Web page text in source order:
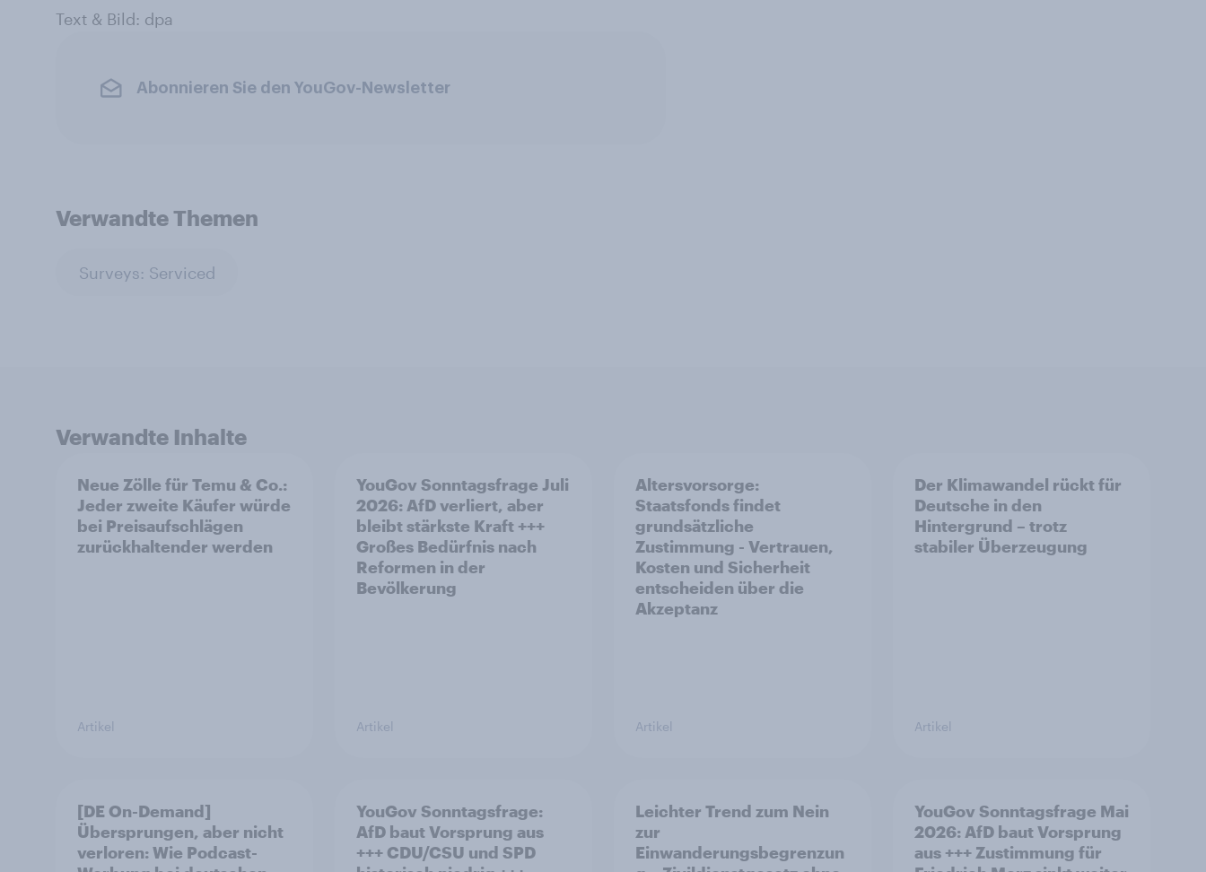
Text & Bild: dpa
Abonnieren Sie den YouGov-Newsletter
Verwandte Themen
Surveys: Serviced
Verwandte Inhalte
Neue Zölle für Temu & Co.:
Jeder zweite Käufer würde
bei Preisaufschlägen
zurückhaltender werden
Artikel
YouGov Sonntagsfrage Juli
2026: AfD verliert, aber
bleibt stärkste Kraft +++
Großes Bedürfnis nach
Reformen in der
Bevölkerung
Artikel
Altersvorsorge:
Staatsfonds findet
grundsätzliche
Zustimmung - Vertrauen,
Kosten und Sicherheit
entscheiden über die
Akzeptanz
Artikel
Der Klimawandel rückt für
Deutsche in den
Hintergrund – trotz
stabiler Überzeugung
Artikel
[DE On-Demand]
Übersprungen, aber nicht
verloren: Wie Podcast-
YouGov Sonntagsfrage:
AfD baut Vorsprung aus
+++ CDU/CSU und SPD
Leichter Trend zum Nein
zur
Einwanderungsbegrenzun
YouGov Sonntagsfrage Mai
2026: AfD baut Vorsprung
aus +++ Zustimmung für